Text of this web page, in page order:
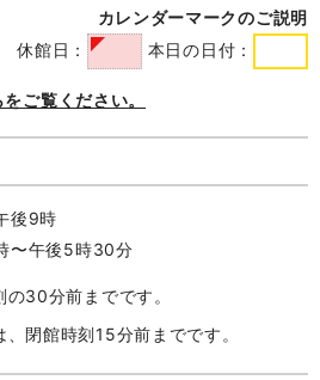
カレンダーマークのご説明
休館日：
本日の日付：
ご覧ください。
後9時
〜午後5時30分
30分前までです。
閉館時刻15分前までです。